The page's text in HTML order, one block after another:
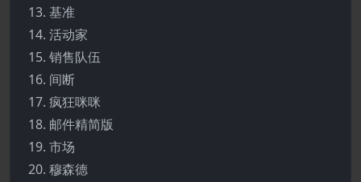
基准
活动家
销售队伍
间断
疯狂咪咪
邮件精简版
市场
穆森德